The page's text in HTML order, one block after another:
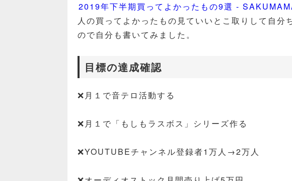
2019年下半期買ってよかったもの9選 -
人の買ってよかったもの見ていいとこ取りして自分
ので自分も書いてみました。
目標の達成確認
❌月１で音テロ活動する
❌月１で「もしもラスボス」シリーズ作る
❌YOUTUBEチャンネル登録者1万人→2万人